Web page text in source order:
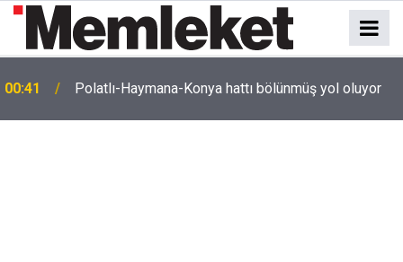
00:37 Erkin Koray'ı bir tek onlar hatırladı